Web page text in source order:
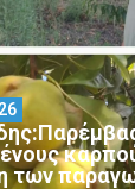
των